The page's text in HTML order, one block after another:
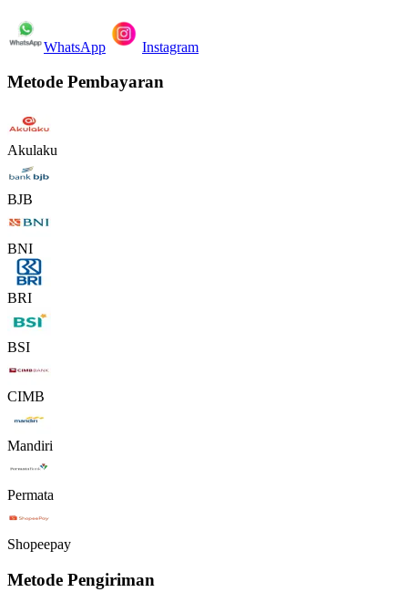
WhatsApp Instagram
Metode Pembayaran
Akulaku
BJB
BNI
BRI
BSI
CIMB
Mandiri
Permata
Shopeepay
Metode Pengiriman